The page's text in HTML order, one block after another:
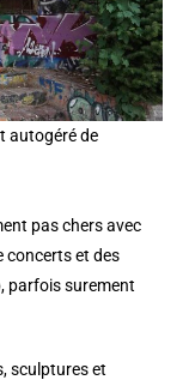
autogéré de
pas chers avec
concerts et des
parfois surement
sculptures et